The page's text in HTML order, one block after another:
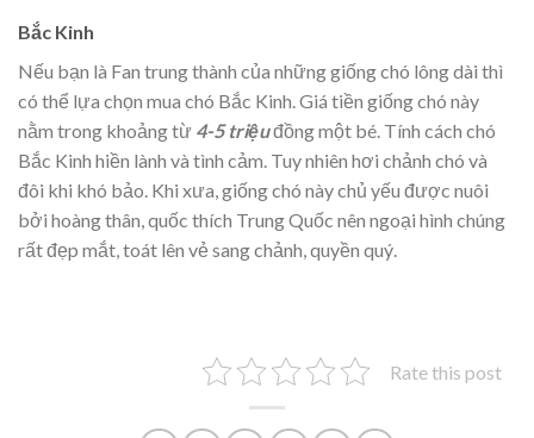
Bắc Kinh
Nếu bạn là Fan trung thành của những giống chó lông dài thì
có thể lựa chọn mua chó Bắc Kinh. Giá tiền giống chó này
nằm trong khoảng từ 4-5 triệuđồng một bé. Tính cách chó
Bắc Kinh hiền lành và tình cảm. Tuy nhiên hơi chảnh chó và
đôi khi khó bảo. Khi xưa, giống chó này chủ yếu được nuôi
bởi hoàng thân, quốc thích Trung Quốc nên ngoại hình chúng
rất đẹp mắt, toát lên vẻ sang chảnh, quyền quý.
Rate this post